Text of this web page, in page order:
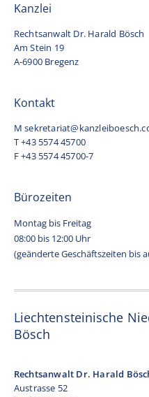
Kanzlei
Rechtsanwalt Dr. Harald Bösch
Am Stein 19
A-6900 Bregenz
Kontakt
M
T +43 5574 45700
F +43 5574 45700-7
Bürozeiten
Montag bis Freitag
08:00 bis 12:00 Uhr
(geänderte Geschäftszeiten bis
Liechtensteinische
Bösch
Rechtsanwalt Dr. Harald
Austrasse 52